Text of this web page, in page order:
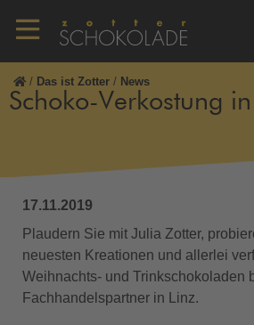
/ Das ist Zotter / News
Schoko-Verkostung
17.11.2019
Plaudern Sie mit Julia Zotter,
neuesten Kreationen und allerlei
Weihnachts- und Trinkschokoladen
Fachhandelspartner in Linz.